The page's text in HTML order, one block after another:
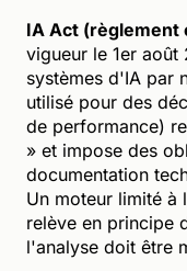
IA Act (règlement
vigueur le 1er août
systèmes d'IA par
utilisé pour des
de performance)
» et impose des
documentation
Un moteur limité à
relève en principe
l'analyse doit être